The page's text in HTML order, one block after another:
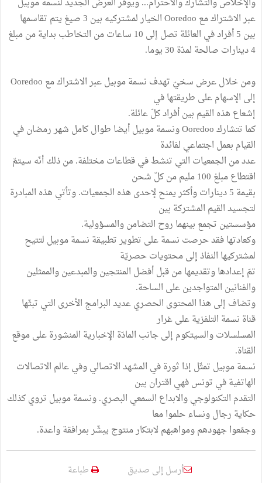
عبر الاشتراك مع Ooredoo الخيار لمشتركيه بين 3 صيغ يتم تقاسمها
بين 5 أفراد في العائلة تصل إلى 10 ساعات من التخاطب بداية من مبلغ
4 دينارات صالحة لمدّة 30 يوما.
ومن خلال عرض سخيّ تهدف نسمة موبيل عبر الاشتراك مع Ooredoo
إلى الإسهام على طريقتها في
إشعاع هذه القيم بين أفراد كلّ عائلة.
كما تتشارك Ooredoo ونسمة موبيل أيضا طوال كامل شهر رمضان في
القيام بعمل اجتماعي لفائدة
عدد من الجمعيات التي تنشط في قطاعات مختلفة. من ذلك أنّه سيتمّ
اقتطاع مبلغ 100 مليم من كلّ شحن
بقيمة 5 دينارات وأكثر يمنح لإحدى هذه الجمعيات. وتأتي هذه المبادرة
لتجسيد القيم المشتركة بين
مؤسستين تجمع بينهما روح التضامن والمسؤولية.
وكعادتها فقد حرصت نسمة على تطوير تطبيقة نسمة موبيل لتتيح
لمشتركيها النفاذ إلى محتويات حصريّة
تمّ إعدادها وتقديمها من قبل أفضل المنتجين والمبدعين والممثلين
والفنانين المتواجدين على الساحة.
وتضاف إلى هذا المحتوى الحصري عديد البرامج الأخرى التي تبثّها
قناة نسمة التلفزية على غرار
المسلسلات والسيتكوم إلى جانب المادّة الإخبارية المنشورة على موقع
القناة.
نسمة موبيل تمثّل إذا ثورة في المشهد الاتصالي وفي عالم الاتصالات
الهاتفية في تونس فهي اقتران بين
التقدم التكنولوجي والابداع السمعي البصري. ونسمة موبيل تروي كذلك
حكاية رجال ونساء حلموا معا
وجمّعوا جهودهم ومواهبهم لابتكار منتوج يبشّر بمرافقة واعدة.
أرسل إلى صديق طباعة